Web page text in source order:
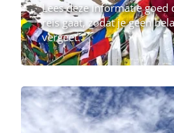
Lees deze informatie
reis gaat, zodat je geen
vergeet.